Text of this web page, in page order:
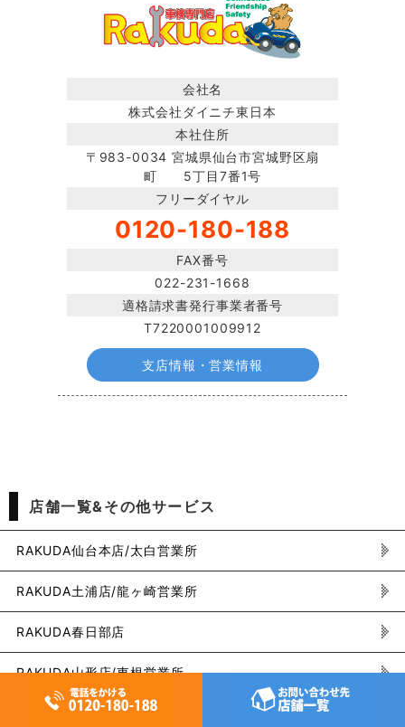
会社名
株式会社ダイニチ東日本
本社住所
〒983-0034 宮城県仙台市宮城野区扇
町 5丁目7番1号
フリーダイヤル
0120-180-188
FAX番号
022-231-1668
適格請求書発行事業者番号
T7220001009912
支店情報・営業情報
店舗一覧&その他サービス
RAKUDA仙台本店/太白営業所
RAKUDA土浦店/龍ヶ崎営業所
RAKUDA春日部店
RAKUDA山形店/東根営業所
RAKUDA岩手店